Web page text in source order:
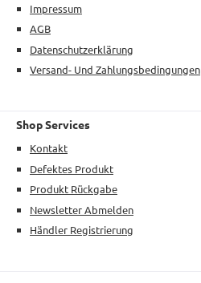
Impressum
AGB
Datenschutzerklärung
Versand- Und Zahlungsbedingungen
Shop Services
Kontakt
Defektes Produkt
Produkt Rückgabe
Newsletter Abmelden
Händler Registrierung